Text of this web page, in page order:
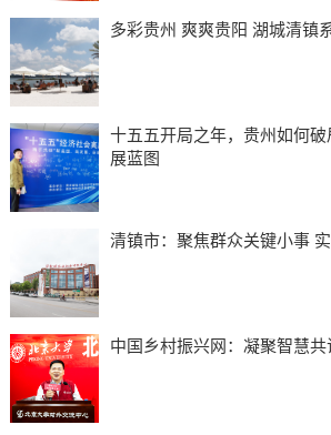
多彩贵州 爽爽贵阳 湖城清镇
十五五开局之年，贵州如何
展蓝图
清镇市：聚焦群众关键小事